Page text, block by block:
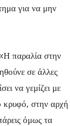
για να μην
παραλία στην
σε άλλες
να γεμίζει με
κρυφό, στην αρχή
όμως τα